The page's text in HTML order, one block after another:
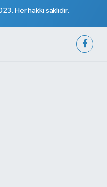
Her hakkı saklıdır.